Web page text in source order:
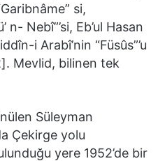
si,
n- Nebî”’si, Eb’ul Hasan
i Arabî’nin “Füsûs”’u
Mevlid, bilinen tek
Süleyman
Çekirge yolu
yere 1952’de bir